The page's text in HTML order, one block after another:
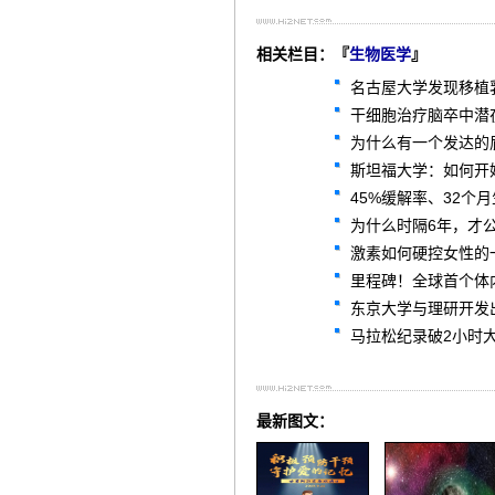
相关栏目：『生物医学』
名古屋大学发现移
干细胞治疗脑卒中
为什么有一个发达的
斯坦福大学：如何
45%缓解率、32个
为什么时隔6年，才
激素如何硬控女性
里程碑！全球首个
东京大学与理研开
马拉松纪录破2小时
最新图文：